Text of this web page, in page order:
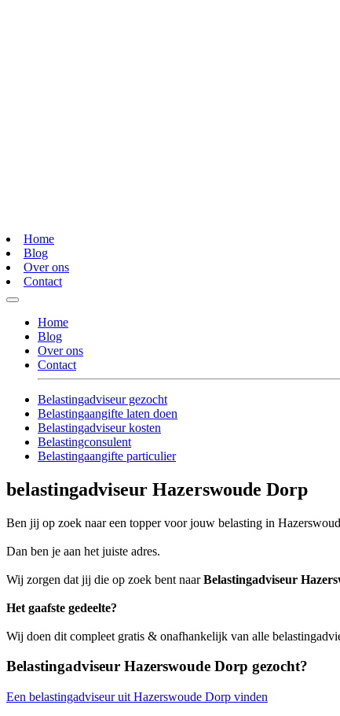
Home
Blog
Over ons
Contact
Home
Blog
Over ons
Contact
Belastingadviseur gezocht
Belastingaangifte laten doen
Belastingadviseur kosten
Belastingconsulent
Belastingaangifte particulier
belastingadviseur Hazerswoude Dorp
Ben jij op zoek naar een topper voor jouw belasting in
Dan ben je aan het juiste adres.
Wij zorgen dat jij die op zoek bent naarBelastingadviseur
Het gaafste gedeelte?
Wij doen dit compleet gratis & onafhankelijk van alle
Belastingadviseur Hazerswoude Dorp gezocht?
Een belastingadviseur uit Hazerswoude Dorp vinden